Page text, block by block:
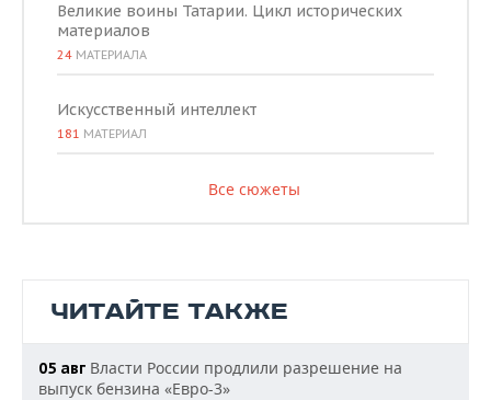
Великие воины Татарии. Цикл исторических
материалов
24 МАТЕРИАЛА
Искусственный интеллект
181 МАТЕРИАЛ
Все сюжеты
ЧИТАЙТЕ ТАКЖЕ
05 авг Власти России продлили разрешение на
выпуск бензина «Евро-3»